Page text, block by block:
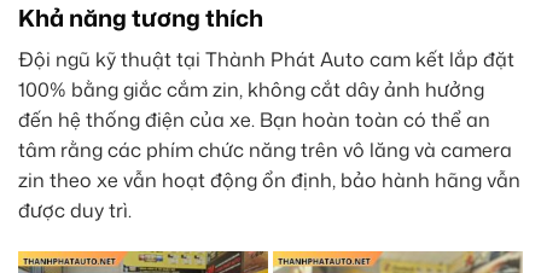
Khả năng tương thích
Đội ngũ kỹ thuật tại Thành Phát Auto cam kết lắp đặt
100% bằng giắc cắm zin, không cắt dây ảnh hưởng
đến hệ thống điện của xe. Bạn hoàn toàn có thể an
tâm rằng các phím chức năng trên vô lăng và camera
zin theo xe vẫn hoạt động ổn định, bảo hành hãng vẫn
được duy trì.